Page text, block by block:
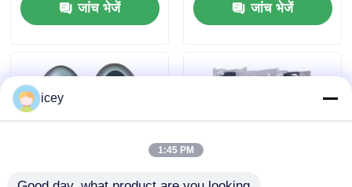
होम
वीडियो
जांच भेजें
SKEA7D03 के लिए
जांच भेजें
icey
1:45 PM